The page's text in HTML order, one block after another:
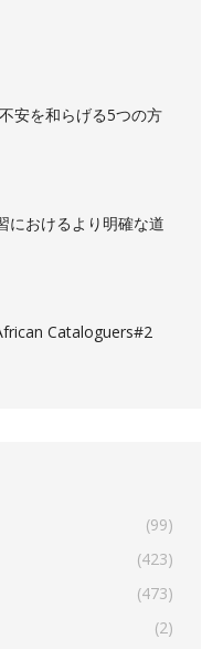
安を和らげる5つの方
におけるより明確な道
Cataloguers#2
(99)
(423)
(473)
(2)